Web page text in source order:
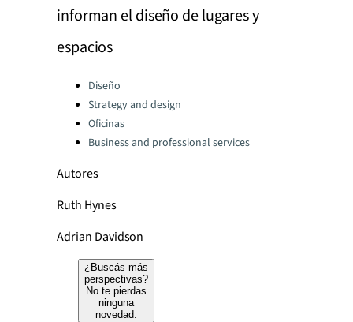
informan el diseño de lugares y
espacios
Categories:
Diseño
Strategy and design
Oficinas
Business and professional services
Autores
Ruth Hynes
Adrian Davidson
¿Buscás más
perspectivas?
No te pierdas
ninguna
novedad.